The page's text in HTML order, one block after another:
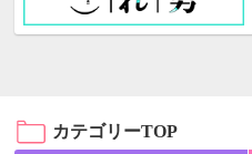
カテゴリーTOP